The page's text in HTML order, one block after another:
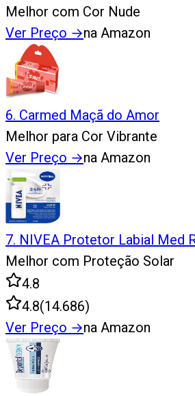
Melhor com Cor Nude
Ver Preço →na Amazon
6. Carmed Maçã do Amor
Melhor para Cor Vibrante
Ver Preço →na Amazon
7. NIVEA Protetor Labial Med
Melhor com Proteção Solar
4.8
4.8(14.686)
Ver Preço →na Amazon